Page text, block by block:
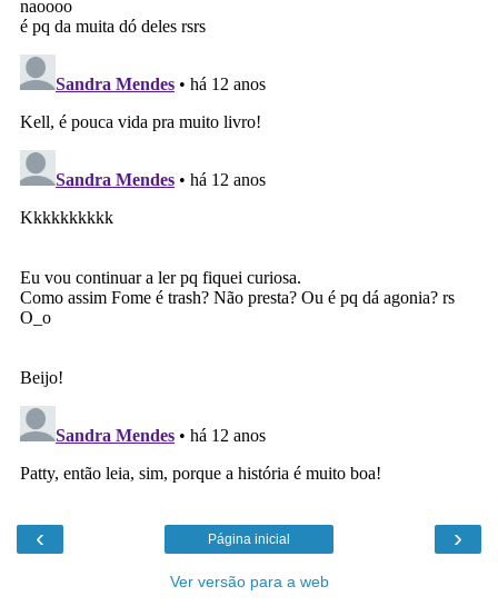
‹ ›
Página inicial
Ver versão para a web